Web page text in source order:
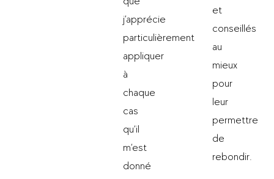
j’apprécie
particulièrement
appliquer
à
chaque
cas
qu’il
m’est
donné
et
conseillés
au
mieux
pour
leur
permettre
de
rebondir.